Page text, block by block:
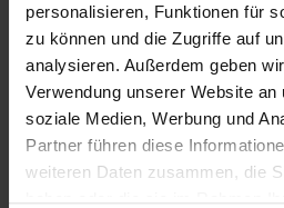
personalisieren, Funktionen für
zu können und die Zugriffe auf
analysieren. Außerdem geben
Verwendung unserer Website
soziale Medien, Werbung und
Partner führen diese
weiteren Daten zusammen, die
haben oder die sie im Rahmen
Versand &